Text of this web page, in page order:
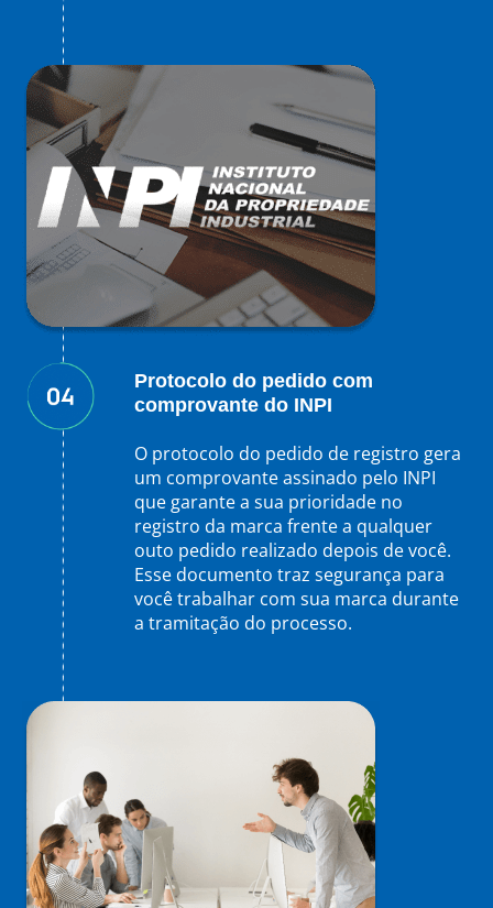
Protocolo do pedido com
comprovante do INPI
O protocolo do pedido de registro gera
um comprovante assinado pelo INPI
que garante a sua prioridade no
registro da marca frente a qualquer
outo pedido realizado depois de você.
Esse documento traz segurança para
você trabalhar com sua marca durante
a tramitação do processo.